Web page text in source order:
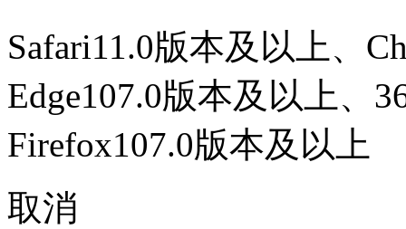
Safari11.0版本及以上、
Edge107.0版本及以上、
Firefox107.0版本及以上
取消